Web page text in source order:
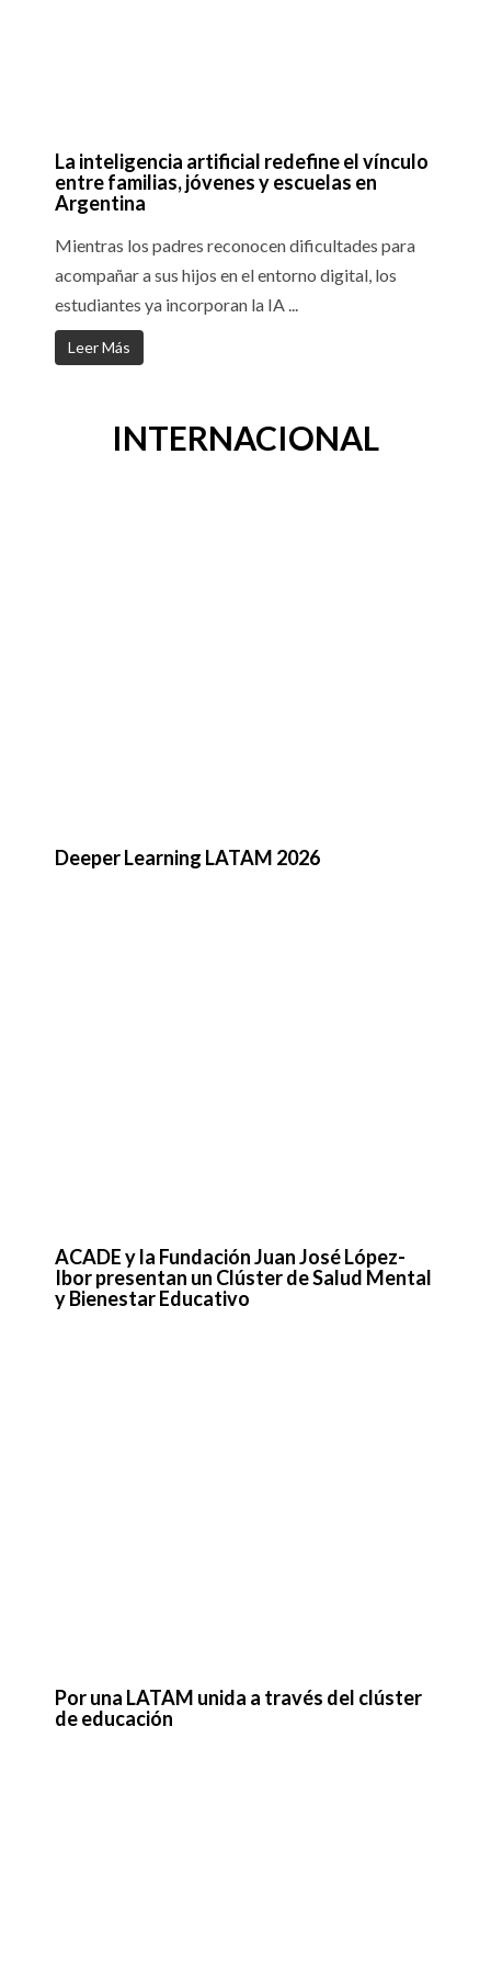
La inteligencia artificial redefine el vínculo
entre familias, jóvenes y escuelas en
Argentina
Mientras los padres reconocen dificultades para
acompañar a sus hijos en el entorno digital, los
estudiantes ya incorporan la IA ...
Leer Más
INTERNACIONAL
Deeper Learning LATAM 2026
ACADE y la Fundación Juan José López-
Ibor presentan un Clúster de Salud Mental
y Bienestar Educativo
Por una LATAM unida a través del clúster
de educación